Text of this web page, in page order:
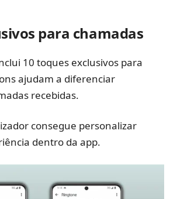
para chamadas
10 toques exclusivos para
ajudam a diferenciar
recebidas.
consegue personalizar
dentro da app.